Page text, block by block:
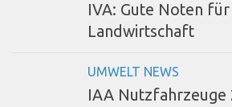
IVA: Gute Noten
Landwirtschaft
UMWELT NEWS
IAA Nutzfahrzeuge